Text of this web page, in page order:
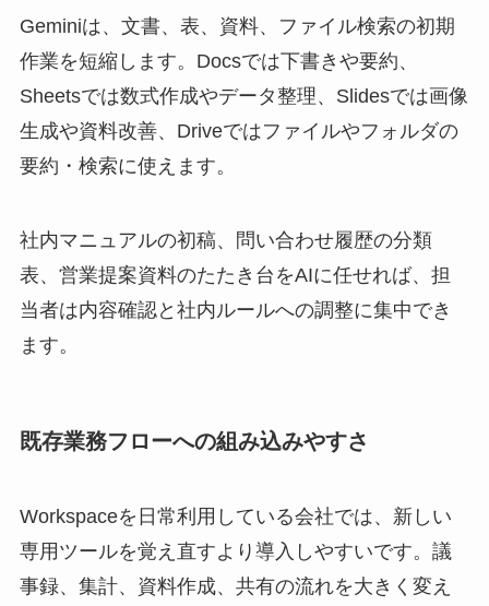
Geminiは、文書、表、資料、ファイル検索の初期
作業を短縮します。Docsでは下書きや要約、
Sheetsでは数式作成やデータ整理、Slidesでは画像
生成や資料改善、Driveではファイルやフォルダの
要約・検索に使えます。
社内マニュアルの初稿、問い合わせ履歴の分類
表、営業提案資料のたたき台をAIに任せれば、担
当者は内容確認と社内ルールへの調整に集中でき
ます。
既存業務フローへの組み込みやすさ
Workspaceを日常利用している会社では、新しい
専用ツールを覚え直すより導入しやすいです。議
事録、集計、資料作成、共有の流れを大きく変え